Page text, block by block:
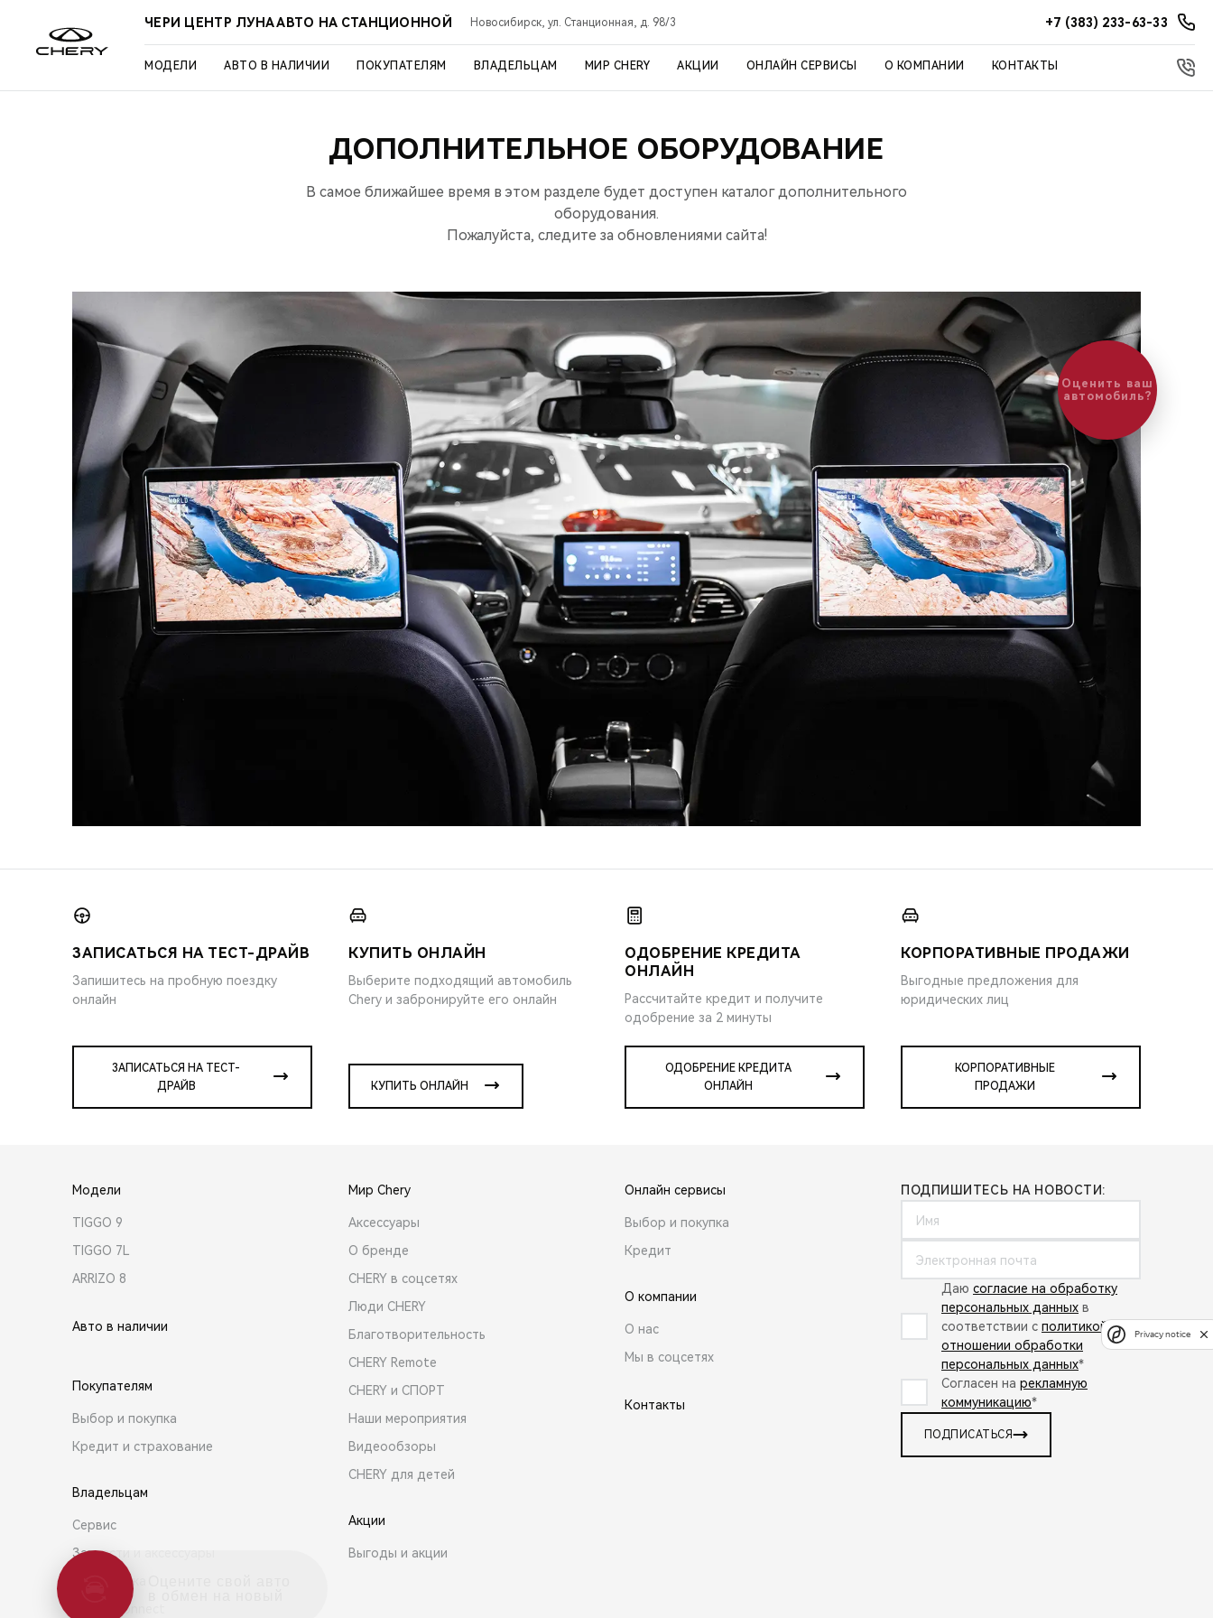
ЧЕРИ ЦЕНТР ЛУНА АВТО НА СТАНЦИОННОЙ Новосибирск, ул. Станционная, д. 98/3 +7 (383) 233-63-33
МОДЕЛИ АВТО В НАЛИЧИИ ПОКУПАТЕЛЯМ ВЛАДЕЛЬЦАМ МИР CHERY АКЦИИ ОНЛАЙН СЕРВИСЫ О КОМПАНИИ КОНТАКТЫ
ДОПОЛНИТЕЛЬНОЕ ОБОРУДОВАНИЕ
В самое ближайшее время в этом разделе будет доступен каталог дополнительного
оборудования.
Пожалуйста, следите за обновлениями сайта!
ЗАПИСАТЬСЯ НА ТЕСТ-ДРАЙВ
Запишитесь на пробную поездку
онлайн
ЗАПИСАТЬСЯ НА ТЕСТ-
ДРАЙВ
КУПИТЬ ОНЛАЙН
Выберите подходящий автомобиль
Chery и забронируйте его онлайн
КУПИТЬ ОНЛАЙН
ОДОБРЕНИЕ КРЕДИТА
ОНЛАЙН
Рассчитайте кредит и получите
одобрение за 2 минуты
ОДОБРЕНИЕ КРЕДИТА
ОНЛАЙН
КОРПОРАТИВНЫЕ ПРОДАЖИ
Выгодные предложения для
юридических лиц
КОРПОРАТИВНЫЕ
ПРОДАЖИ
Модели
TIGGO 9
TIGGO 7L
ARRIZO 8
Авто в наличии
Покупателям
Выбор и покупка
Кредит и страхование
Владельцам
Сервис
Запчасти и аксессуары
Поддержка
CHERY Connect
Мир Chery
Аксессуары
О бренде
CHERY в соцсетях
Люди CHERY
Благотворительность
CHERY Remote
CHERY и СПОРТ
Наши мероприятия
Видеообзоры
CHERY для детей
Акции
Выгоды и акции
Онлайн сервисы
Выбор и покупка
Кредит
О компании
О нас
Мы в соцсетях
Контакты
ПОДПИШИТЕСЬ НА НОВОСТИ:
Даю согласие на обработку
персональных данных в
соответствии с политикой в
отношении обработки
персональных данных*
Согласен на рекламную
коммуникацию*
ПОДПИСАТЬСЯ
Оценить ваш
автомобиль?
Privacy notice